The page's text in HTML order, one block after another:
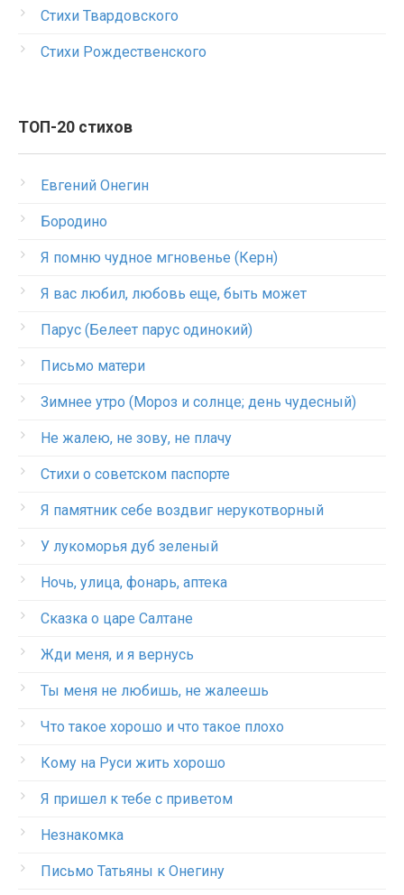
Стихи Твардовского
Стихи Рождественского
ТОП-20 стихов
Евгений Онегин
Бородино
Я помню чудное мгновенье (Керн)
Я вас любил, любовь еще, быть может
Парус (Белеет парус одинокий)
Письмо матери
Зимнее утро (Мороз и солнце; день чудесный)
Не жалею, не зову, не плачу
Стихи о советском паспорте
Я памятник себе воздвиг нерукотворный
У лукоморья дуб зеленый
Ночь, улица, фонарь, аптека
Сказка о царе Салтане
Жди меня, и я вернусь
Ты меня не любишь, не жалеешь
Что такое хорошо и что такое плохо
Кому на Руси жить хорошо
Я пришел к тебе с приветом
Незнакомка
Письмо Татьяны к Онегину